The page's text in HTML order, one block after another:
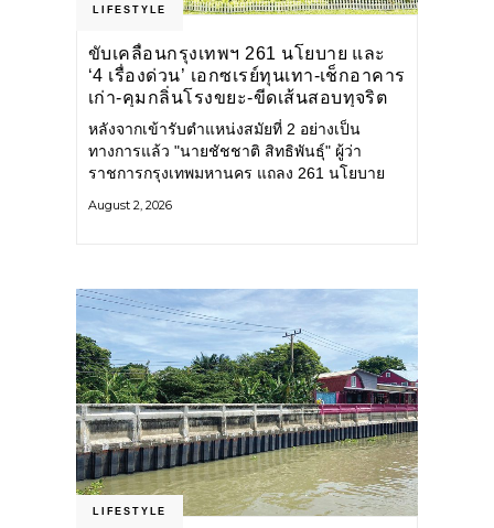
LIFESTYLE
ขับเคลื่อนกรุงเทพฯ 261 นโยบาย และ
‘4 เรื่องด่วน’ เอกซเรย์ทุนเทา-เช็กอาคาร
เก่า-คุมกลิ่นโรงขยะ-ขีดเส้นสอบทุจริต
หลังจากเข้ารับตำแหน่งสมัยที่ 2 อย่างเป็น
ทางการแล้ว "นายชัชชาติ สิทธิพันธุ์" ผู้ว่า
ราชการกรุงเทพมหานคร แถลง 261 นโยบาย
ยุทธศาสตร์ จัดทำตัวชี้วัด
August 2, 2026
LIFESTYLE